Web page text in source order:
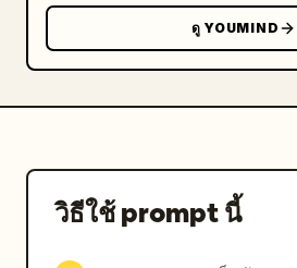
ดู YOUMIND
วิธีใช้ prompt นี้